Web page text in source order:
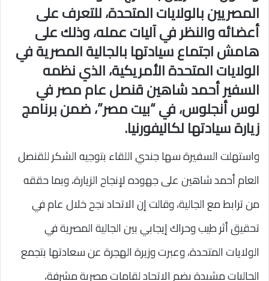
المصريين بالولايات المتحدة، للتعرف على
أعضائه والنظر في آليات عمله، وذلك على
هامش اجتماع سيادتها بالجالية المصرية في
الولايات المتحدة الأمريكية، الذي نظمه
السفير أحمد شاهين قنصل عام مصر في
لوس أنجلوس، في “بيت مصر”، ضمن برنامج
زيارة سيادتها لكاليفورنيا.
واستهلت السفيرة سها جندي اللقاء بتوجيه الشكر للقنصل
العام أحمد شاهين على جهوده لإنجاح الزيارة، وبما حققه
من ترابط مع الجالية، وقالت إن الاتحاد نجح خلال عام في
تحقيق أثر طيب وحراك إيجابي بين الجالية المصرية في
الولايات المتحدة، وعبرت وزيرة الهجرة عن سعادتها بتجمع
الجاليات مشيدة بضم الاتحاد لقامات مصرية مشرفة،